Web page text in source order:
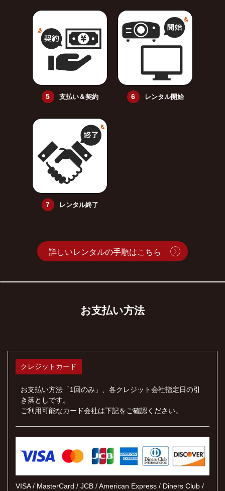
支払い＆契約 レンタル開始
レンタル終了
詳しいレンタルの手順はこちら
お支払い方法
クレジットカード
お支払い方法「1回のみ」、各クレジット会社指定日の引
き落としです。
ご利用可能なカード会社は下記をご確認ください。
VISA / MasterCard / JCB / American Express / Diners Club /